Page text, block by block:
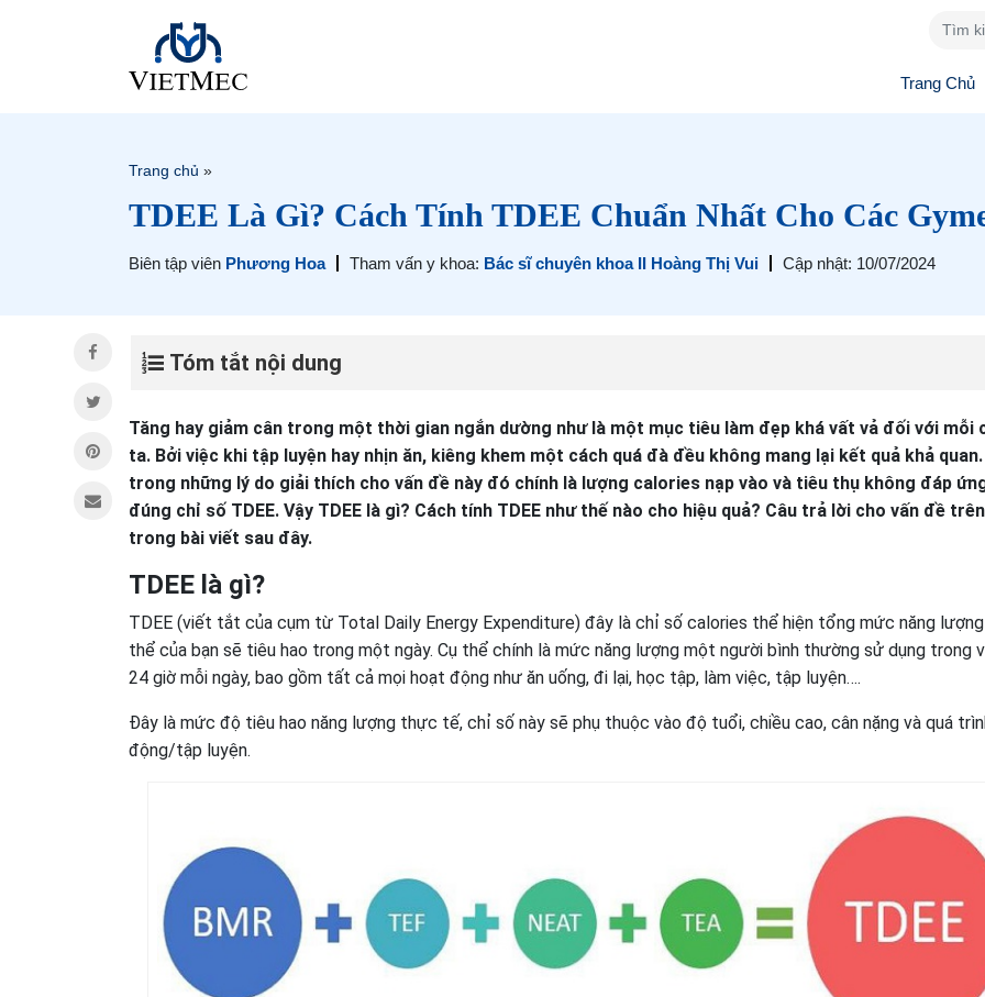
Trang Chủ
Trang chủ »
TDEE Là Gì? Cách Tính TDEE Chuẩn Nhất Cho Các
Biên tập viên Phương Hoa Tham vấn y khoa: Bác sĩ chuyên khoa II Hoàng Thị Vui Cập nhật: 10/07/2024
Tóm tắt nội dung
Tăng hay giảm cân trong một thời gian ngắn dường như là một mục tiêu làm đẹp khá vất vả đối với mỗi
ta. Bởi việc khi tập luyện hay nhịn ăn, kiêng khem một cách quá đà đều không mang lại kết quả khả
trong những lý do giải thích cho vấn đề này đó chính là lượng calories nạp vào và tiêu thụ không đáp
đúng chỉ số TDEE. Vậy TDEE là gì? Cách tính TDEE như thế nào cho hiệu quả? Câu trả lời cho vấn đề
trong bài viết sau đây.
TDEE là gì?
TDEE (viết tắt của cụm từ Total Daily Energy Expenditure) đây là chỉ số calories thể hiện tổng mức năng
thể của bạn sẽ tiêu hao trong một ngày. Cụ thể chính là mức năng lượng một người bình thường sử dụng trong
24 giờ mỗi ngày, bao gồm tất cả mọi hoạt động như ăn uống, đi lại, học tập, làm việc, tập luyện….
Đây là mức độ tiêu hao năng lượng thực tế, chỉ số này sẽ phụ thuộc vào độ tuổi, chiều cao, cân nặng và quá
động/tập luyện.